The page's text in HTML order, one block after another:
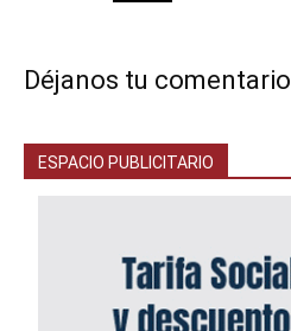
Déjanos tu comentario
ESPACIO PUBLICITARIO